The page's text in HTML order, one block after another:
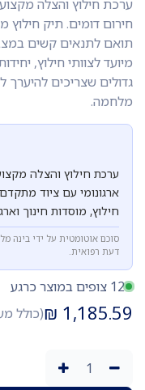
ערכת חילוץ והצלה
חירום דומים. תיק חילוץ
תואם לתנאים קשים
מיועד לצוותי חילוץ,
גדולים שצריכים
מלחמה.
ערכת חילוץ והצלה
ארגונומי עם ציוד
חילוץ, מוסדות חינוך
סוכם אוטומטית על ידי בינה
דעת רפואית.
12 צופים במוצר כרגע
1,185.59
₪(כולל